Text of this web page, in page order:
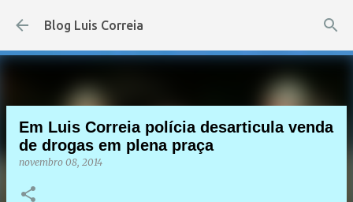
Pular para o conteúdo principal
Blog Luis Correia
Em Luis Correia polícia desarticula venda
de drogas em plena praça
novembro 08, 2014